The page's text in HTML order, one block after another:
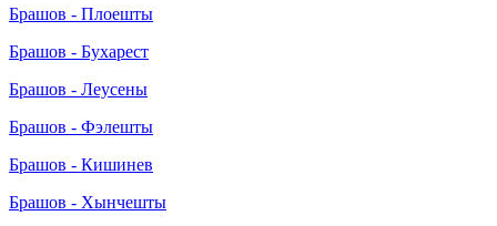
Брашов - Плоешты
Брашов - Бухарест
Брашов - Леусены
Брашов - Фэлешты
Брашов - Кишинев
Брашов - Хынчешты